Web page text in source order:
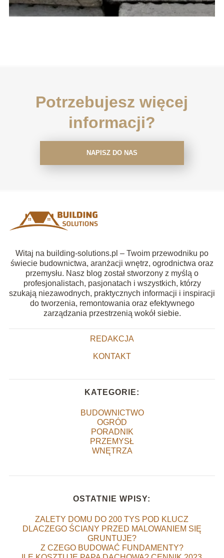
Potrzebujesz więcej
informacji?
NAPISZ DO NAS
Witaj na building-solutions.pl – Twoim przewodniku po
świecie budownictwa, aranżacji wnętrz, ogrodnictwa oraz
przemysłu. Nasz blog został stworzony z myślą o
profesjonalistach, pasjonatach i wszystkich, którzy
szukają niezawodnych, praktycznych informacji i inspiracji
do tworzenia, remontowania oraz efektywnego
zarządzania przestrzenią wokół siebie.
REDAKCJA
KONTAKT
KATEGORIE:
BUDOWNICTWO
OGRÓD
PORADNIK
PRZEMYSŁ
WNĘTRZA
OSTATNIE WPISY:
ZALETY DOMU DO 200 TYS POD KLUCZ
DLACZEGO ŚCIANY PRZED MALOWANIEM SIĘ
GRUNTUJE?
Z CZEGO BUDOWAĆ FUNDAMENTY?